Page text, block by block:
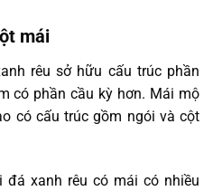
mái
rêu sở hữu cấu trúc phần
có phần cầu kỳ hơn. Mái mộ
có cấu trúc gồm ngói và cột
đá xanh rêu có mái có nhiều